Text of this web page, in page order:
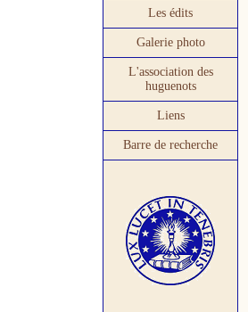
Les édits
Galerie photo
L'association des
huguenots
Liens
Barre de recherche